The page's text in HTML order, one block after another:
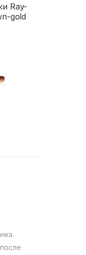
Ray-
gold